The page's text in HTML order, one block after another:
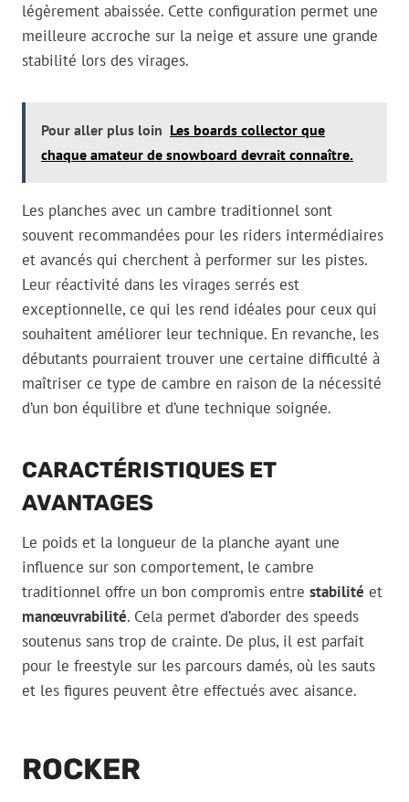
légèrement abaissée. Cette configuration permet une
meilleure accroche sur la neige et assure une grande
stabilité lors des virages.
Pour aller plus loin Les boards collector que
chaque amateur de snowboard devrait connaître.
Les planches avec un cambre traditionnel sont
souvent recommandées pour les riders intermédiaires
et avancés qui cherchent à performer sur les pistes.
Leur réactivité dans les virages serrés est
exceptionnelle, ce qui les rend idéales pour ceux qui
souhaitent améliorer leur technique. En revanche, les
débutants pourraient trouver une certaine difficulté à
maîtriser ce type de cambre en raison de la nécessité
d’un bon équilibre et d’une technique soignée.
CARACTÉRISTIQUES ET
AVANTAGES
Le poids et la longueur de la planche ayant une
influence sur son comportement, le cambre
traditionnel offre un bon compromis entre stabilité et
manœuvrabilité. Cela permet d’aborder des speeds
soutenus sans trop de crainte. De plus, il est parfait
pour le freestyle sur les parcours damés, où les sauts
et les figures peuvent être effectués avec aisance.
ROCKER